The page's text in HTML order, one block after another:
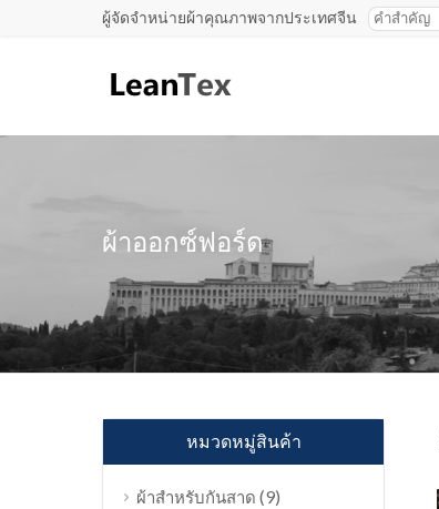
ผู้จัดจำหน่ายผ้าคุณภาพจากประเทศจีน
ผ้าออกซ์ฟอร์ด
หมวดหมู่สินค้า
ผ้าสำหรับกันสาด (9)